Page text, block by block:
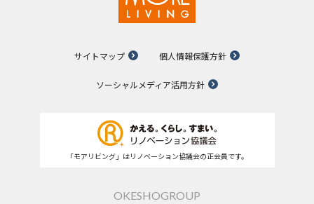
サイトマップ 個人情報保護方針
ソーシャルメディア活用方針
「モアリビング」はリノベーション協議会の正会員です。
OKESHOGROUP